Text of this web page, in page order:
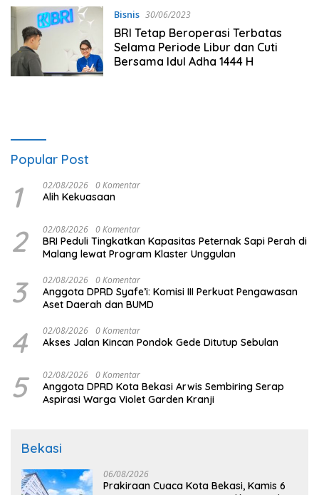
Bisnis 30/06/2023
BRI Tetap Beroperasi Terbatas
Selama Periode Libur dan Cuti
Popular Post
1 02/08/2026 0 Komentar
Alih Kekuasaan
2 02/08/2026 0 Komentar
BRI Peduli Tingkatkan Kapasitas Peternak Sapi Perah di
Malang lewat Program Klaster Unggulan
3 02/08/2026 0 Komentar
Anggota DPRD Syafe’i: Komisi III Perkuat Pengawasan
Aset Daerah dan BUMD
4 02/08/2026 0 Komentar
Akses Jalan Kincan Pondok Gede Ditutup Sebulan
5 02/08/2026 0 Komentar
Anggota DPRD Kota Bekasi Arwis Sembiring Serap
Aspirasi Warga Violet Garden Kranji
Bekasi
06/08/2026
Prakiraan Cuaca Kota Bekasi, Kamis 6